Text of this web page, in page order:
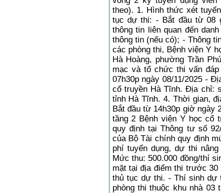
theo). 1. Hình thức xét
tục dự thi: - Bắt đầu từ 08
thông tin liên quan đến
thông tin (nếu có); - Thông
các phòng thi, Bệnh viện Y
Hà Hoàng, phường Trần
mạc và tổ chức thi vấn
07h30p ngày 08/11/2025 -
cổ truyền Hà Tĩnh. Địa chỉ:
tỉnh Hà Tĩnh. 4. Thời gian,
Bắt đầu từ 14h30p giờ ngày
tầng 2 Bệnh viện Y học cổ
quy định tại Thông tư số
của Bộ Tài chính quy định
phí tuyển dụng, dự thi
Mức thu: 500.000 đồng/thí
mặt tại địa điểm thi trước
thủ tục dự thi. - Thí sinh dự
phòng thi thuộc khu nhà 03